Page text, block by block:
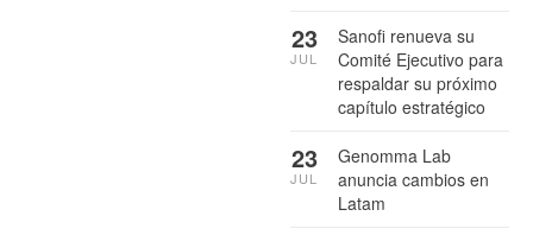
Sanofi renueva su
Comité Ejecutivo para
respaldar su próximo
capítulo estratégico
23
JUL
Genomma Lab
anuncia cambios en
Latam
23
JUL